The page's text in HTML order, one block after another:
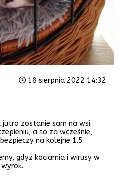
18 sierpnia 2022 14:32
jutro zostanie sam na wsi.
a to za wcześnie,
na kolejne 1.5
gdyż kociarnia i wirusy w